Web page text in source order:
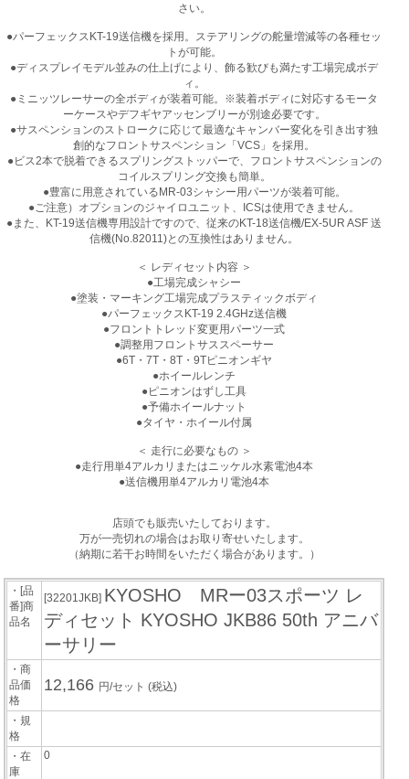
さい。
●パーフェックスKT-19送信機を採用。ステアリングの舵量増減等の各種セッ
トが可能。
●ディスプレイモデル並みの仕上げにより、飾る歓びも満たす工場完成ボデ
ィ。
●ミニッツレーサーの全ボディが装着可能。※装着ボディに対応するモータ
ーケースやデフギヤアッセンブリーが別途必要です。
●サスペンションのストロークに応じて最適なキャンバー変化を引き出す独
創的なフロントサスペンション「VCS」を採用。
●ビス2本で脱着できるスプリングストッパーで、フロントサスペンションの
コイルスプリング交換も簡単。
●豊富に用意されているMR-03シャシー用パーツが装着可能。
●ご注意）オプションのジャイロユニット、ICSは使用できません。
●また、KT-19送信機専用設計ですので、従来のKT-18送信機/EX-5UR ASF 送
信機(No.82011)との互換性はありません。
＜ レディセット内容 ＞
●工場完成シャシー
●塗装・マーキング工場完成プラスティックボディ
●パーフェックスKT-19 2.4GHz送信機
●フロントトレッド変更用パーツ一式
●調整用フロントサススペーサー
●6T・7T・8T・9Tピニオンギヤ
●ホイールレンチ
●ピニオンはずし工具
●予備ホイールナット
●タイヤ・ホイール付属
＜ 走行に必要なもの ＞
●走行用単4アルカリまたはニッケル水素電池4本
●送信機用単4アルカリ電池4本
店頭でも販売いたしております。
万が一売切れの場合はお取り寄せいたします。
（納期に若干お時間をいただく場合があります。）
・[品
番]商
品名
[32201JKB] KYOSHO MRー03スポーツ レ
ディセット KYOSHO JKB86 50th アニバ
ーサリー
・商
品価
格
12,166 円/セット(税込)
・規
格
・在
庫
0